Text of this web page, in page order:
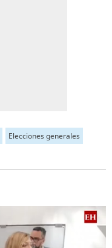
Elecciones generales